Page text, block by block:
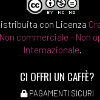
con Licenza
commerciale - Non
Internazionale.
CI OFFRI UN CAFFÈ?
PAGAMENTI SICURI